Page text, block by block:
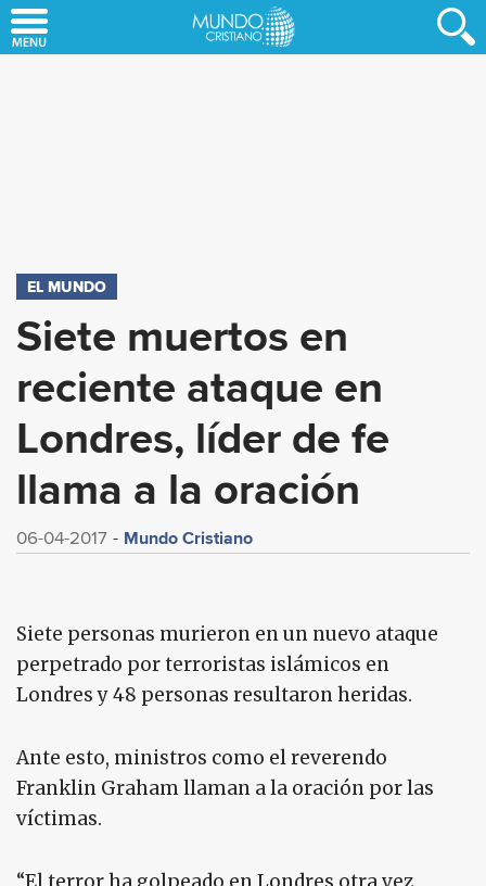
to
EL MUNDO
Siete muertos en
reciente ataque en
Londres, líder de fe
llama a la oración
06-04-2017 Mundo Cristiano
Siete personas murieron en un nuevo ataque
perpetrado por terroristas islámicos en
Londres y 48 personas resultaron heridas.
Ante esto, ministros como el reverendo
Franklin Graham llaman a la oración por las
víctimas.